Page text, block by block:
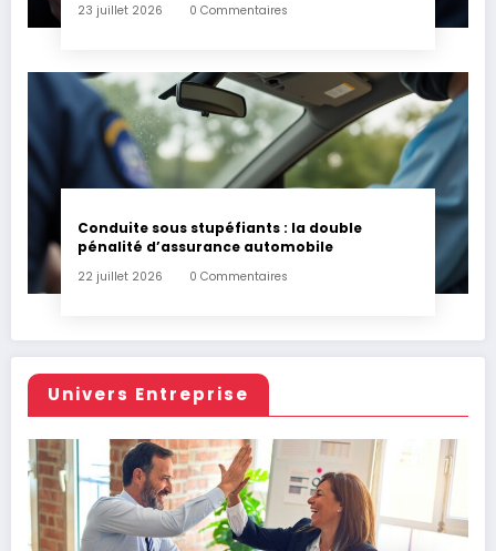
23 juillet 2026 0 Commentaires
Conduite sous stupéfiants : la double
pénalité d’assurance automobile
22 juillet 2026 0 Commentaires
Univers Entreprise